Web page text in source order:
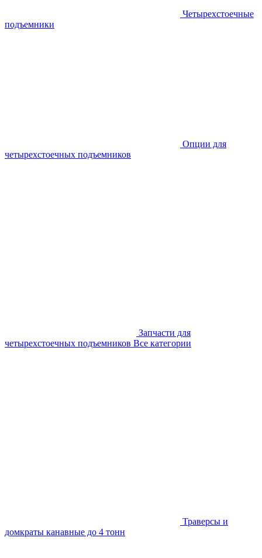
Четырехстоечные
подъемники
Опции для
четырехстоечных подъемников
Запчасти для
четырехстоечных подъемников Все категории
Траверсы и
домкраты канавные до 4 тонн